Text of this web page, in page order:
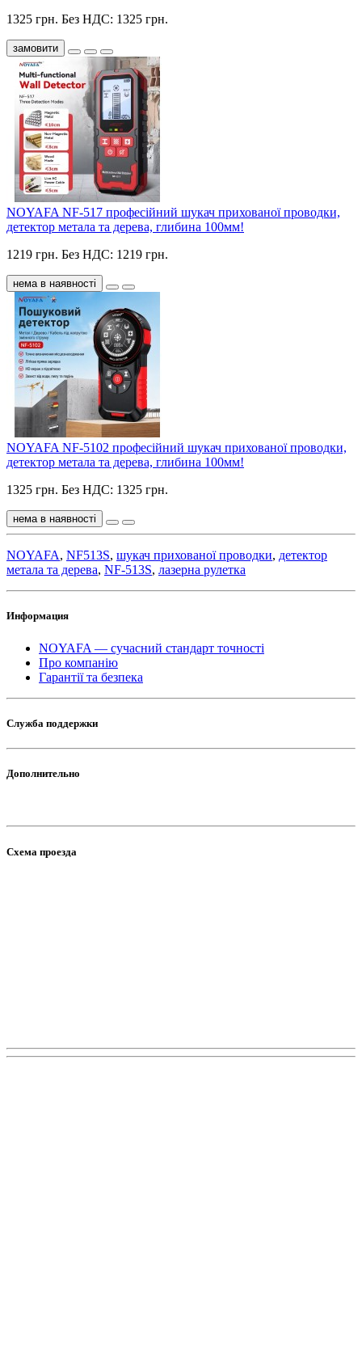
1325 грн. Без НДС: 1325 грн.
замовити
NOYAFA NF-517 професійний шукач прихованої проводки,
детектор метала та дерева, глибина 100мм!
1219 грн. Без НДС: 1219 грн.
нема в наявності
NOYAFA NF-5102 професійний шукач прихованої проводки,
детектор метала та дерева, глибина 100мм!
1325 грн. Без НДС: 1325 грн.
нема в наявності
NOYAFA, NF513S, шукач прихованої проводки, детектор
метала та дерева, NF-513S, лазерна рулетка
Информация
NOYAFA — сучасний стандарт точності
Про компанію
Гарантії та безпека
Служба поддержки
Дополнительно
Схема проезда